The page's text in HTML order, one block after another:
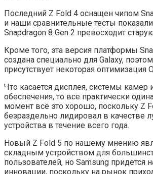
Последний Z Fold 4 оснащен чипом
и наши сравнительные тесты
Snapdragon 8 Gen 2 превосходит
Кроме того, эта версия платформы
создана специально для Galaxy,
присутствует некоторая оптимизация
Что касается дисплея, системы камер
обеспечения, то все практически
момент всё это хорошо, поскольку Z
безраздельно лидировал в качестве
устройства в течение всего года.
Новый Z Fold 5 по нашему мнению
складным устройством для
пользователей, но Samsung придется
инновации, поскольку на рынок